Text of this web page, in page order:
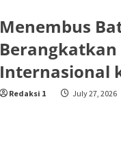
Menembus
Berangkatkan
Internasional
Redaksi 1 July 27, 2026